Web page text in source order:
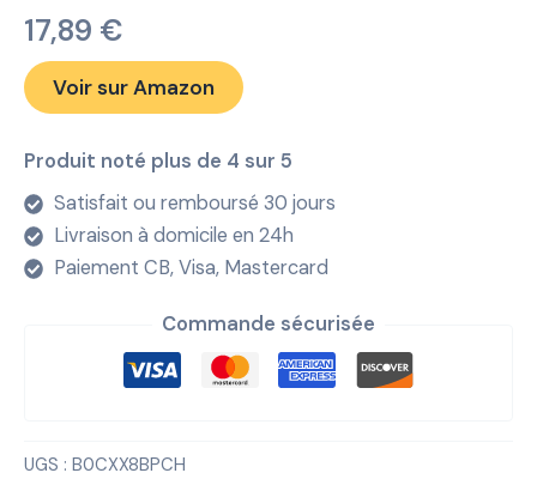
17,89 €
Voir sur Amazon
Produit noté plus de 4 sur 5
Satisfait ou remboursé 30 jours
Livraison à domicile en 24h
Paiement CB, Visa, Mastercard
Commande sécurisée
UGS : B0CXX8BPCH